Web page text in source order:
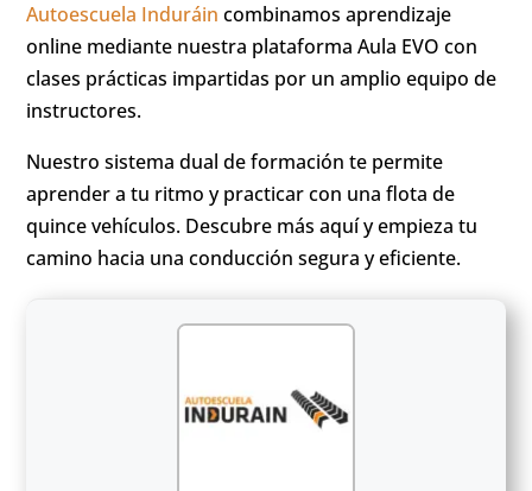
Autoescuela Induráin combinamos aprendizaje
online mediante nuestra plataforma Aula EVO con
clases prácticas impartidas por un amplio equipo de
instructores.
Nuestro sistema dual de formación te permite
aprender a tu ritmo y practicar con una flota de
quince vehículos. Descubre más aquí y empieza tu
camino hacia una conducción segura y eficiente.